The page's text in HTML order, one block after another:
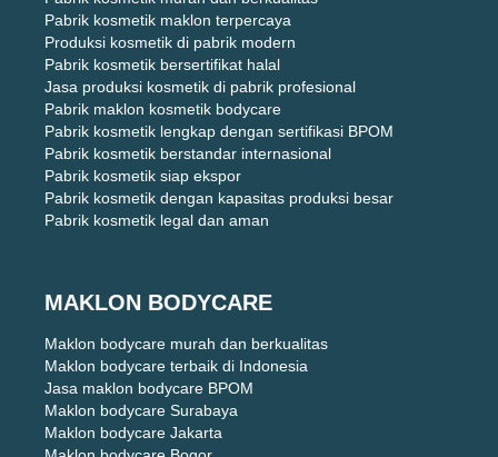
Pabrik kosmetik maklon terpercaya
Produksi kosmetik di pabrik modern
Pabrik kosmetik bersertifikat halal
Jasa produksi kosmetik di pabrik profesional
Pabrik maklon kosmetik bodycare
Pabrik kosmetik lengkap dengan sertifikasi BPOM
Pabrik kosmetik berstandar internasional
Pabrik kosmetik siap ekspor
Pabrik kosmetik dengan kapasitas produksi besar
Pabrik kosmetik legal dan aman
MAKLON BODYCARE
Maklon bodycare murah dan berkualitas
Maklon bodycare terbaik di Indonesia
Jasa maklon bodycare BPOM
Maklon bodycare Surabaya
Maklon bodycare Jakarta